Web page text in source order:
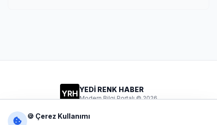
YRH YEDİ RENK HABER
Modern Bilgi Portalı © 2026
🍪 Çerez Kullanımı